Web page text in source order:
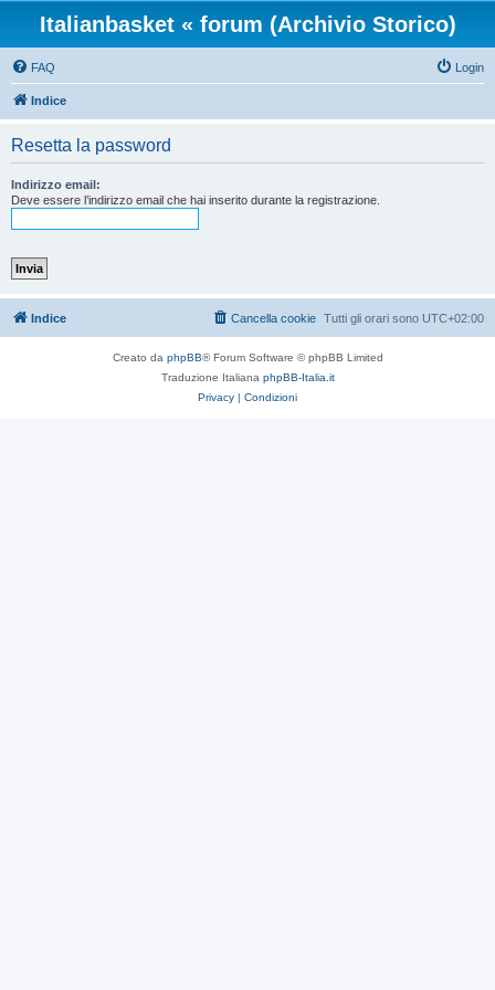
Italianbasket « forum (Archivio Storico)
FAQ Login
Indice
Resetta la password
Indirizzo email:
Deve essere l’indirizzo email che hai inserito durante la registrazione.
Indice Tutti gli orari sono UTC+02:00
Cancella cookie
Creato da phpBB® Forum Software © phpBB Limited
Traduzione Italiana phpBB-Italia.it
Privacy | Condizioni